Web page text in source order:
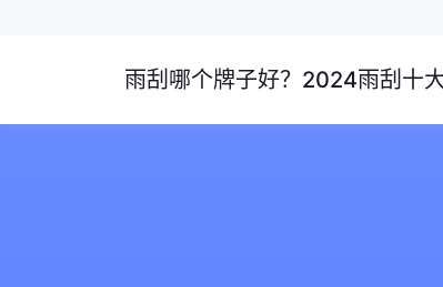
雨刮哪个牌子好？2024雨刮十